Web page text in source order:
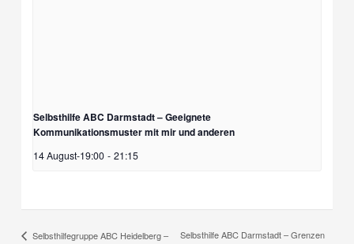
Selbsthilfe ABC Darmstadt – Geeignete
Kommunikationsmuster mit mir und anderen
14 August-19:00 - 21:15
Selbsthilfegruppe ABC Heidelberg –
Selbsthilfe ABC Darmstadt – Grenzen